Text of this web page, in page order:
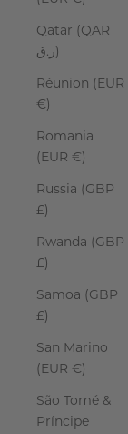
Qatar (QAR
ر.ق)
Réunion (EUR
€)
Romania
(EUR €)
Russia (GBP
£)
Rwanda (GBP
£)
Samoa (GBP
£)
San Marino
(EUR €)
São Tomé &
Príncipe